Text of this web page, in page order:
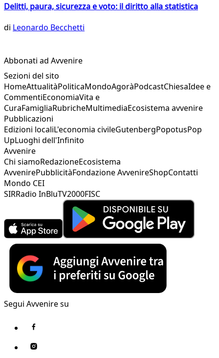
Delitti, paura, sicurezza e voto: il diritto alla statistica
di Leonardo Becchetti
Abbonati ad Avvenire
Sezioni del sito
HomeAttualitàPoliticaMondoAgoràPodcastChiesaIdee e
CommentiEconomiaVita e
CuraFamigliaRubricheMultimediaEcosistema avvenire
Pubblicazioni
Edizioni localiL'economia civileGutenbergPopotusPop
UpLuoghi dell'Infinito
Avvenire
Chi siamoRedazioneEcosistema
AvvenirePubblicitàFondazione AvvenireShopContatti
Mondo CEI
SIRRadio InBluTV2000FISC
Segui Avvenire su